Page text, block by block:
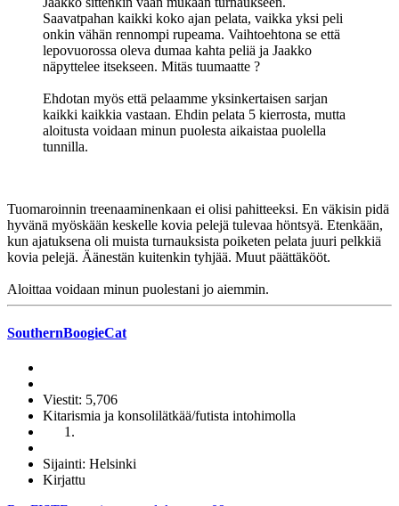
Saavatpahan kaikki koko ajan pelata, vaikka yksi peli
onkin vähän rennompi rupeama. Vaihtoehtona se että
lepovuorossa oleva dumaa kahta peliä ja Jaakko
näpyttelee itsekseen. Mitäs tuumaatte ?
Ehdotan myös että pelaamme yksinkertaisen sarjan
kaikki kaikkia vastaan. Ehdin pelata 5 kierrosta, mutta
aloitusta voidaan minun puolesta aikaistaa puolella
tunnilla.
Tuomaroinnin treenaaminenkaan ei olisi pahitteeksi. En väkisin pidä
hyvänä myöskään keskelle kovia pelejä tulevaa höntsyä. Etenkään,
kun ajatuksena oli muista turnauksista poiketen pelata juuri pelkkiä
kovia pelejä. Äänestän kuitenkin tyhjää. Muut päättäkööt.
Aloittaa voidaan minun puolestani jo aiemmin.
SouthernBoogieCat
Viestit: 5,706
Kitarismia ja konsolilätkää/futista intohimolla
Sijainti: Helsinki
Kirjattu